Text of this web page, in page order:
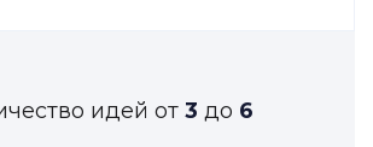
идей от 3 до 6